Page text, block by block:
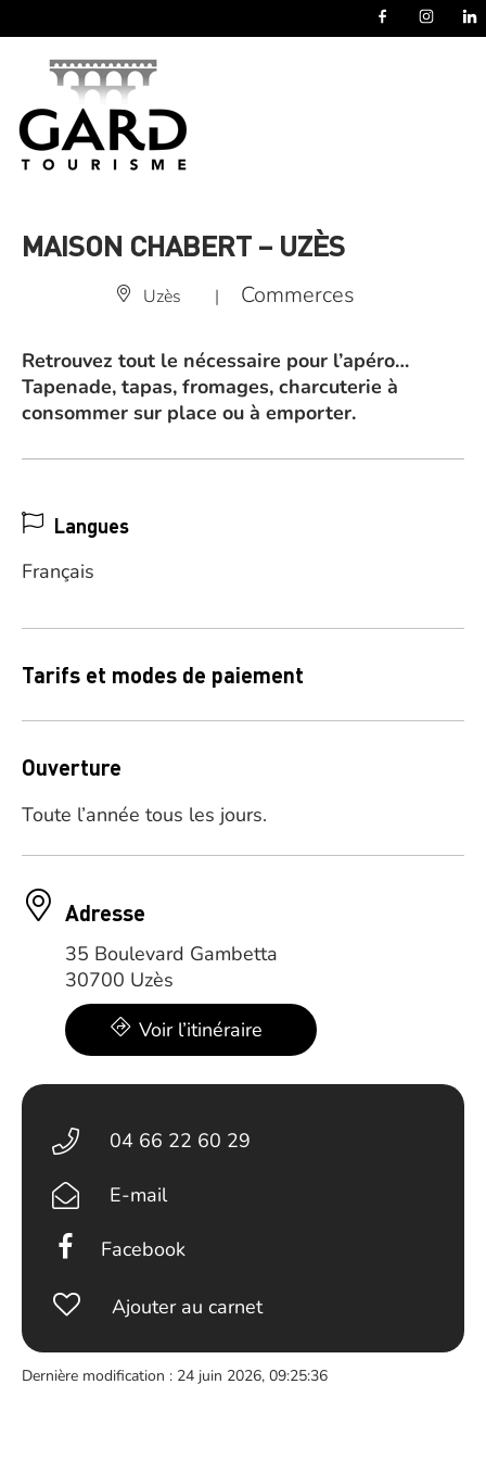
MAISON CHABERT – UZÈS
Uzès | Commerces
Retrouvez tout le nécessaire pour l’apéro…
Tapenade, tapas, fromages, charcuterie à
consommer sur place ou à emporter.
Langues
Français
Tarifs et modes de paiement
Ouverture
Toute l’année tous les jours.
Adresse
35 Boulevard Gambetta
30700 Uzès
Voir l’itinéraire
04 66 22 60 29
E-mail
Facebook
Ajouter au carnet
Dernière modification : 24 juin 2026, 09:25:36